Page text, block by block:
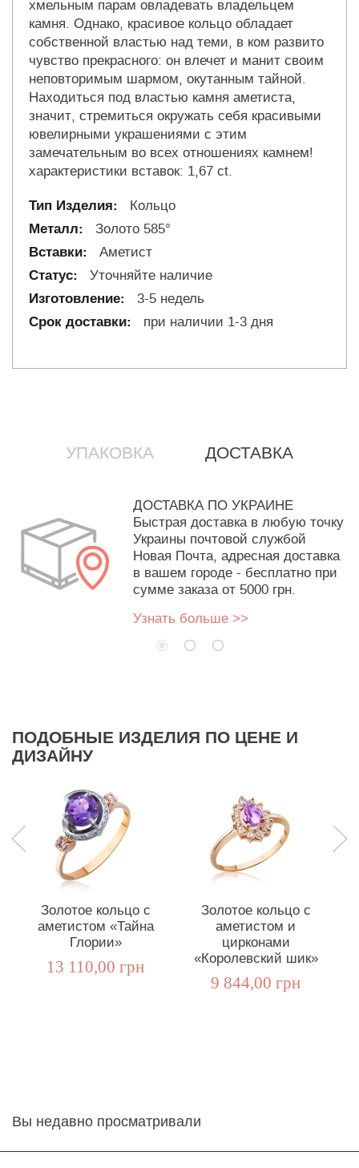
хмельным парам овладевать владельцем
камня. Однако, красивое кольцо обладает
собственной властью над теми, в ком развито
чувство прекрасного: он влечет и манит своим
неповторимым шармом, окутанным тайной.
Находиться под властью камня аметиста,
значит, стремиться окружать себя красивыми
ювелирными украшениями с этим
замечательным во всех отношениях камнем!
характеристики вставок: 1,67 сt.
Кольцо
Золото 585°
Аметист
Уточняйте наличие
3-5 недель
при наличии 1-3 дня
УПАКОВКА ДОСТАВКА
ДОСТАВКА ПО УКРАИНЕ
Быстрая доставка в любую точку
Украины почтовой службой
Новая Почта, адресная доставка
в вашем городе - бесплатно при
сумме заказа от 5000 грн.
Узнать больше >>
ПОДОБНЫЕ ИЗДЕЛИЯ ПО ЦЕНЕ И
ДИЗАЙНУ
Золотое кольцо с
аметистом «Тайна
Глории»
13 110,00 грн
Золотое кольцо с
аметистом и
цирконами
«Королевский шик»
9 844,00 грн
Вы недавно просматривали